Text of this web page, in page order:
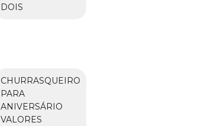
DOIS
CHURRASQUEIRO
PARA
ANIVERSÁRIO
VALORES